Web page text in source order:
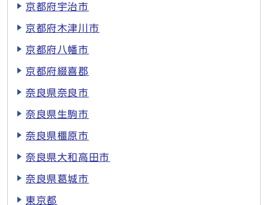
京都府宇治市
京都府木津川市
京都府八幡市
京都府綴喜郡
奈良県奈良市
奈良県生駒市
奈良県橿原市
奈良県大和高田市
奈良県葛城市
東京都